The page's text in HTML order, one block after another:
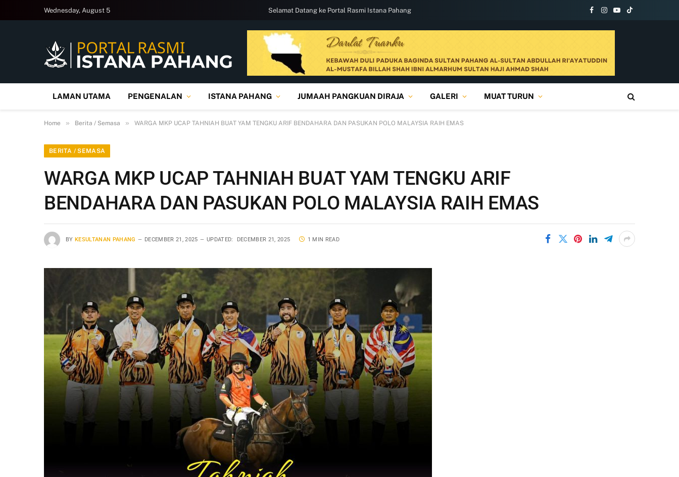
Wednesday, August 5 Selamat Datang ke Portal Rasmi Istana Pahang
Facebook
Instagram
YouTube
TikTok
LAMAN UTAMA PENGENALAN ISTANA PAHANG JUMAAH PANGKUAN DIRAJA GALERI MUAT TURUN
Home » Berita / Semasa » WARGA MKP UCAP TAHNIAH BUAT YAM TENGKU ARIF BENDAHARA DAN PASUKAN POLO MALAYSIA RAIH EMAS
BERITA / SEMASA
WARGA MKP UCAP TAHNIAH BUAT YAM TENGKU ARIF
BENDAHARA DAN PASUKAN POLO MALAYSIA RAIH EMAS
BY KESULTANAN PAHANG DECEMBER 21, 2025 UPDATED: DECEMBER 21, 2025 1 MIN READ